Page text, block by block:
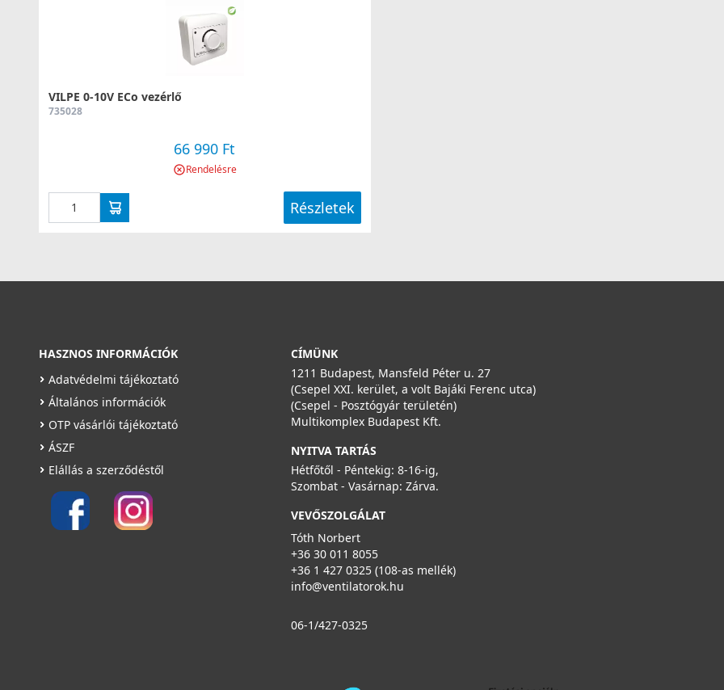
VILPE 0-10V ECo vezérlő
735028
66 990 Ft
Rendelésre
Részletek
HASZNOS INFORMÁCIÓK
Adatvédelmi tájékoztató
Általános információk
OTP vásárlói tájékoztató
ÁSZF
Elállás a szerződéstől
CÍMÜNK
1211 Budapest, Mansfeld Péter u. 27
(Csepel XXI. kerület, a volt Bajáki Ferenc utca)
(Csepel - Posztógyár területén)
Multikomplex Budapest Kft.
NYITVA TARTÁS
Hétfőtől - Péntekig: 8-16-ig,
Szombat - Vasárnap: Zárva.
VEVŐSZOLGÁLAT
Tóth Norbert
+36 30 011 8055
+36 1 427 0325 (108-as mellék)
info@ventilatorok.hu
06-1/427-0325